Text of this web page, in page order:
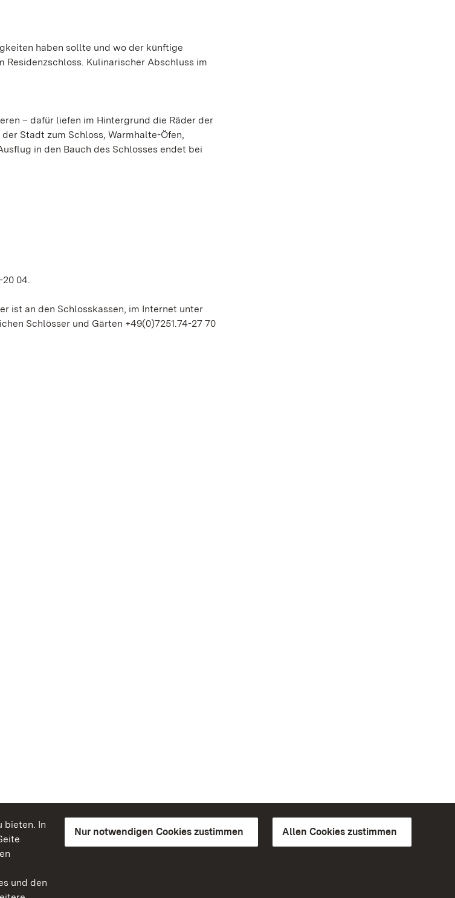
bieten. In
und den
Nur notwendigen Cookies zustimmen Allen Cookies zustimmen
haben sollte und wo der künftige
Residenzschloss. Kulinarischer Abschluss im
– dafür liefen im Hintergrund die Räder der
Stadt zum Schloss, Warmhalte-Öfen,
in den Bauch des Schlosses endet bei
04.
ist an den Schlosskassen, im Internet unter
Schlösser und Gärten +49(0)7251.74-27 70